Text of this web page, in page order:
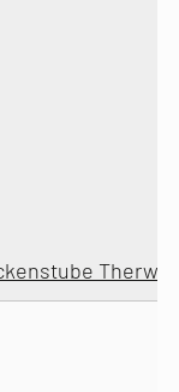
Therwl